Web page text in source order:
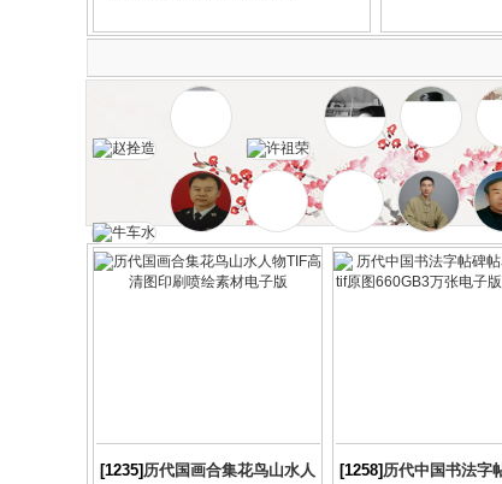
[1235] 历代国画合集花鸟山水人 [1258] 历代中国书法字